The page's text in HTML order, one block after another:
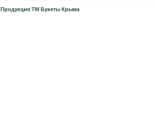
Продукция ТМ Букеты Крыма